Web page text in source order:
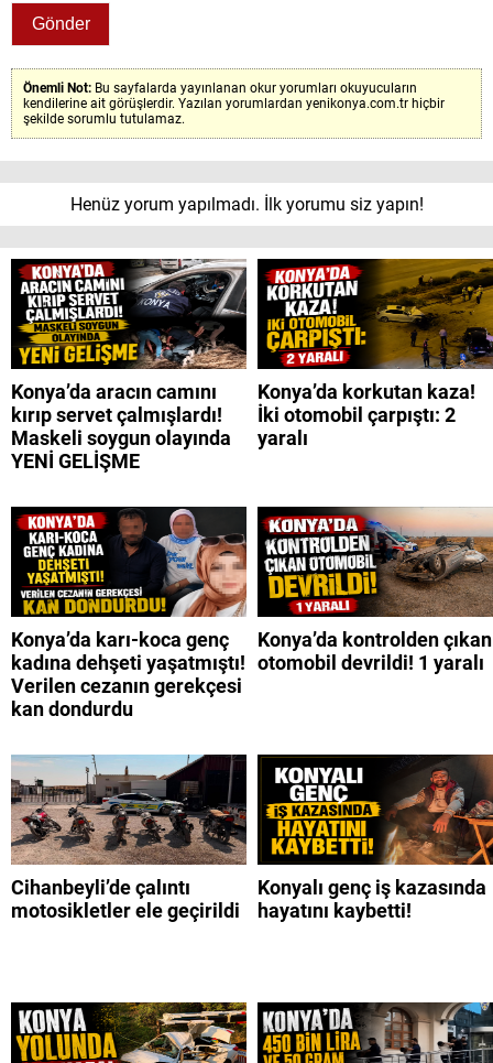
Önemli Not: Bu sayfalarda yayınlanan okur yorumları okuyucuların
kendilerine ait görüşlerdir. Yazılan yorumlardan yenikonya.com.tr hiçbir
şekilde sorumlu tutulamaz.
Henüz yorum yapılmadı. İlk yorumu siz yapın!
Konya’da aracın camını
kırıp servet çalmışlardı!
Maskeli soygun olayında
YENİ GELİŞME
Konya’da korkutan kaza!
İki otomobil çarpıştı: 2
yaralı
Konya’da karı-koca genç
kadına dehşeti yaşatmıştı!
Verilen cezanın gerekçesi
kan dondurdu
Konya’da kontrolden çıkan
otomobil devrildi! 1 yaralı
Cihanbeyli’de çalıntı
motosikletler ele geçirildi
Konyalı genç iş kazasında
hayatını kaybetti!